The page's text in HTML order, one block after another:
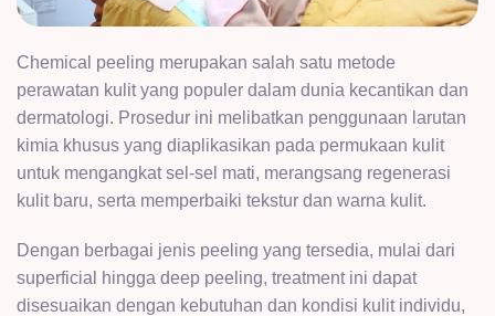
Chemical peeling merupakan salah satu metode
perawatan kulit yang populer dalam dunia kecantikan dan
dermatologi. Prosedur ini melibatkan penggunaan larutan
kimia khusus yang diaplikasikan pada permukaan kulit
untuk mengangkat sel-sel mati, merangsang regenerasi
kulit baru, serta memperbaiki tekstur dan warna kulit.
Dengan berbagai jenis peeling yang tersedia, mulai dari
superficial hingga deep peeling, treatment ini dapat
disesuaikan dengan kebutuhan dan kondisi kulit individu,